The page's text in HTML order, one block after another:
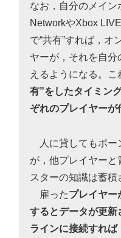
なお，自分のメイ
NetworkやXbox
で“共有”すれば，オ
ヤーが，それを自
えるようになる。こ
有”をしたタイミン
ぞれのプレイヤー
人に貸してもポー
が，他プレイヤー
スターの知識は蓄積
雇ったプレイヤー
するとデータが更新
ラインに接続すれ